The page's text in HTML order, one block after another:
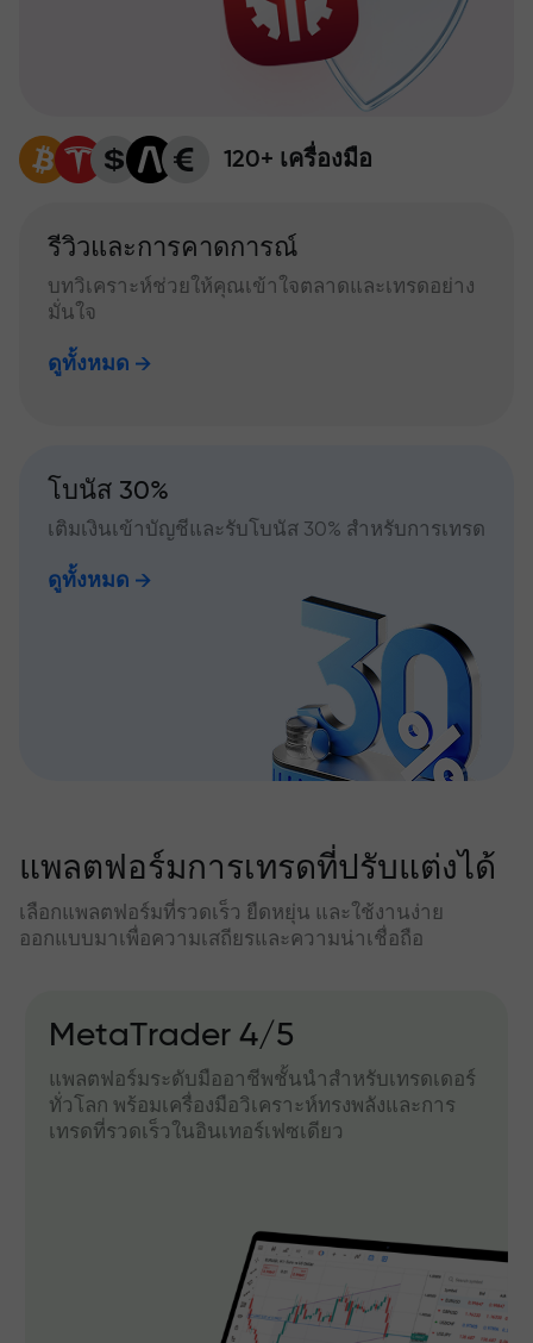
120+ เครื่องมือ
รีวิวและการคาดการณ์
บทวิเคราะห์ช่วยให้คุณเข้าใจตลาดและเทรดอย่าง
มั่นใจ
ดูทั้งหมด
โบนัส 30%
เติมเงินเข้าบัญชีและรับโบนัส 30% สำหรับการเทรด
ดูทั้งหมด
แพลตฟอร์มการเทรดที่ปรับแต่งได้
เลือกแพลตฟอร์มที่รวดเร็ว ยืดหยุ่น และใช้งานง่าย
ออกแบบมาเพื่อความเสถียรและความน่าเชื่อถือ
MetaTrader 4/5
แพลตฟอร์มระดับมืออาชีพชั้นนำสำหรับเทรดเดอร์
ทั่วโลก พร้อมเครื่องมือวิเคราะห์ทรงพลังและการ
เทรดที่รวดเร็วในอินเทอร์เฟซเดียว